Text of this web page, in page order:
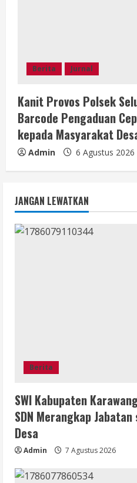
Berita Jurnal
Kanit Provos Polsek
Barcode Pengaduan
kepada Masyarakat
Admin 6 Agustus 2026
JANGAN LEWATKAN
Berita
SWI Kabupaten
SDN Merangkap
Desa
Admin 7 Agustus 2026